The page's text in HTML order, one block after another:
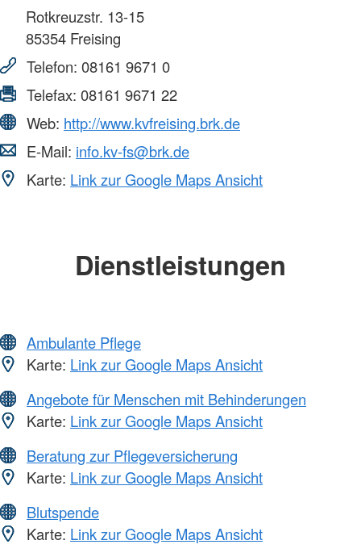
Rotkreuzstr. 13-15
85354 Freising
Telefon: 08161 9671 0
Telefax: 08161 9671 22
Web: http://www.kvfreising.brk.de
E-Mail: info.kv-fs@brk.de
Karte: Link zur Google Maps Ansicht
Dienstleistungen
Ambulante Pflege
Karte: Link zur Google Maps Ansicht
Angebote für Menschen mit Behinderungen
Karte: Link zur Google Maps Ansicht
Beratung zur Pflegeversicherung
Karte: Link zur Google Maps Ansicht
Blutspende
Karte: Link zur Google Maps Ansicht